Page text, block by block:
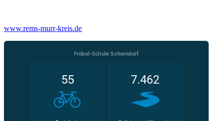
www.rems-murr-kreis.de